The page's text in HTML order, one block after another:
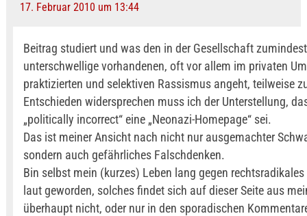
17. Februar 2010 um 13:44
Beitrag studiert und was den in der Gesellschaft zumindest
unterschwellige vorhandenen, oft vor allem im privaten
praktizierten und selektiven Rassismus angeht, teilweise
Entschieden widersprechen muss ich der Unterstellung,
„politically incorrect“ eine „Neonazi-Homepage“ sei.
Das ist meiner Ansicht nach nicht nur ausgemachter
sondern auch gefährliches Falschdenken.
Bin selbst mein (kurzes) Leben lang gegen
laut geworden, solches findet sich auf dieser Seite aus
überhaupt nicht, oder nur in den sporadischen